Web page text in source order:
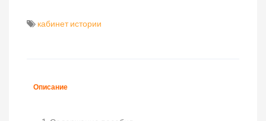
кабинет истории
Описание